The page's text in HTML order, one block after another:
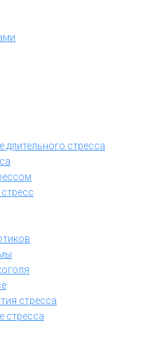
длительного стресса
стресса
стресса